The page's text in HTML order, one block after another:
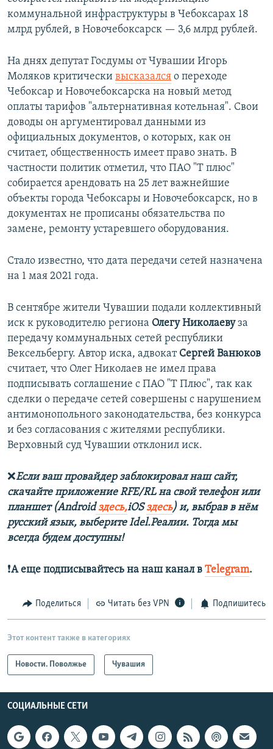
коммунальной инфраструктуры в Чебоксарах 18
млрд рублей, в Новочебоксарск — 3,6 млрд рублей.
На днях депутат Госдумы от Чувашии Игорь
Моляков критически высказался о переходе
Чебоксар и Новочебоксарска на новый метод
оплаты тарифов "альтернативная котельная". Свои
доводы он аргументировал данными из
официальных документов, о которых, как он
считает, общественность имеет право знать. В
частности политик отметил, что ПАО "Т плюс"
собирается арендовать на 25 лет важнейшие
объекты города Чебоксары и Новочебоксарск, но в
документах не прописаны обязательства по
замене, ремонту устаревшего оборудования.
Стало известно, что дата передачи сетей назначена
на 1 мая 2021 года.
В сентябре жители Чувашии подали коллективный
иск к руководителю региона Олегу Николаевуза
передачу коммунальных сетей республики
Вексельбергу. Автор иска, адвокат Сергей Ванюков
считает, что Олег Николаев не имел права
подписывать соглашение с ПАО "Т Плюс", так как
сделки о передаче сетей совершены с нарушением
антимонопольного законодательства, без конкурса
и без согласования с жителями республики.
Верховный суд Чувашии отклонил иск.
❌Если ваш провайдер заблокировал наш сайт,
скачайте приложение RFE/RL на свой телефон или
планшет (Androidздесь,iOSздесь) и, выбрав в нём
русский язык, выберите Idel.Реалии. Тогда мы
всегда будем доступны!
❗️А еще подписывайтесь на наш канал в Telegram.
Поделиться Читать без VPN Подпишитесь
Этот контент также в категориях
Новости. Поволжье Чувашия
СОЦИАЛЬНЫЕ СЕТИ